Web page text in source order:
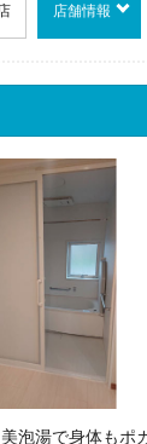
店舗情報
泡湯で身体もポ